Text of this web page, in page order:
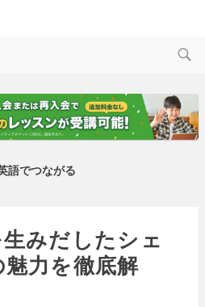
語でつながる
みだしたシェ
力を徹底解